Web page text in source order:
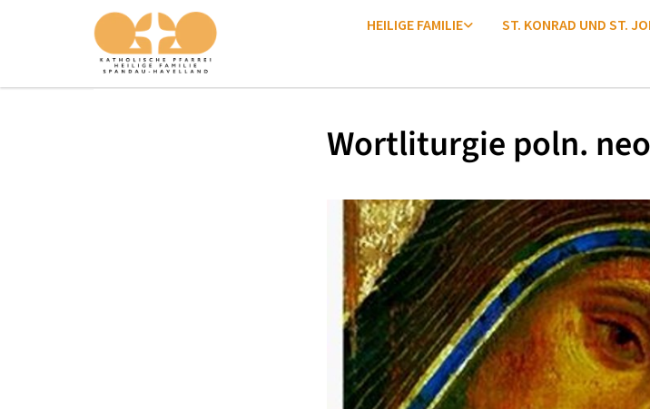
HEILIGE FAMILIE ST. KONRAD UND ST.
Wortliturgie poln.